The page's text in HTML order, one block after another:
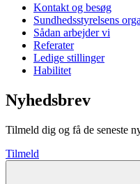
Kontakt og besøg
Sundhedsstyrelsens
Sådan arbejder vi
Referater
Ledige stillinger
Habilitet
Nyhedsbrev
Tilmeld dig og få de seneste
Tilmeld